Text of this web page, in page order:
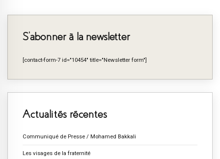
S’abonner à la newsletter
[contact-form-7 id="10454" title="Newsletter form"]
Actualités récentes
Communiqué de Presse / Mohamed Bakkali
Les visages de la fraternité